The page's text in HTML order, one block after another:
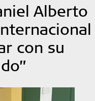
Alberto
con su